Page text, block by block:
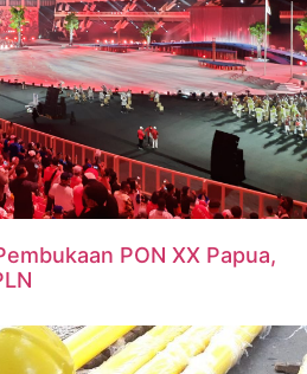
PON XX Papua,